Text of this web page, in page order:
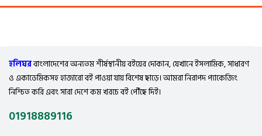
হলিঘরবাংলাদেশের অন্যতম শীর্ষস্থানীয় বইয়ের দোকান, যেখানে ইসলামিক, সাধারণ
ও একাডেমিকসহ হাজারো বই পাওয়া যায় বিশেষ ছাড়ে। আমরা নিরাপদ প্যাকেজিং
নিশ্চিত করি এবং সারা দেশে কম খরচে বই পৌঁছে দিই।
01918889116